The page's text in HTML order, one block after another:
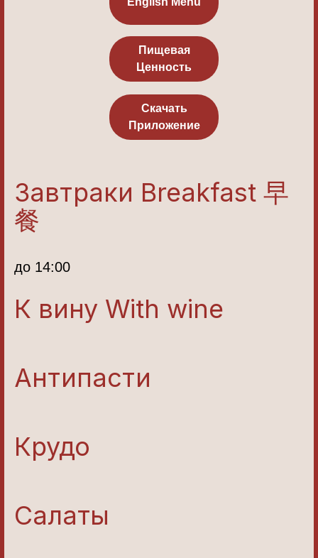
Пищевая
Ценность
Скачать
Приложение
Завтраки Breakfast 早
餐
до 14:00
К вину With wine
Антипасти
Крудо
Салаты